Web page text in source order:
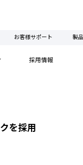
お客様サポート 製
採用情報
落とし
を採用